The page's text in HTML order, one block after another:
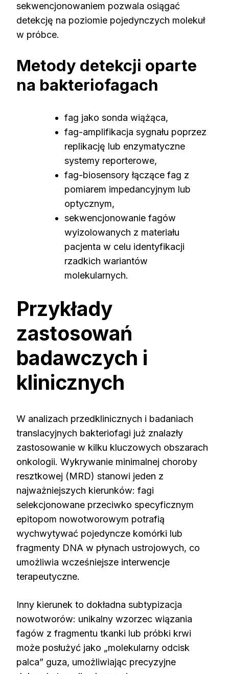
sekwencjonowaniem pozwala osiągać
detekcję na poziomie pojedynczych molekuł
w próbce.
Metody detekcji oparte
na bakteriofagach
fag jako sonda wiążąca,
fag-amplifikacja sygnału poprzez
replikację lub enzymatyczne
systemy reporterowe,
fag-biosensory łączące fag z
pomiarem impedancyjnym lub
optycznym,
sekwencjonowanie fagów
wyizolowanych z materiału
pacjenta w celu identyfikacji
rzadkich wariantów
molekularnych.
Przykłady
zastosowań
badawczych i
klinicznych
W analizach przedklinicznych i badaniach
translacyjnych bakteriofagi już znalazły
zastosowanie w kilku kluczowych obszarach
onkologii. Wykrywanie minimalnej choroby
resztkowej (MRD) stanowi jeden z
najważniejszych kierunków: fagi
selekcjonowane przeciwko specyficznym
epitopom nowotworowym potrafią
wychwytywać pojedyncze komórki lub
fragmenty DNA w płynach ustrojowych, co
umożliwia wcześniejsze interwencje
terapeutyczne.
Inny kierunek to dokładna subtypizacja
nowotworów: unikalny wzorzec wiązania
fagów z fragmentu tkanki lub próbki krwi
może posłużyć jako „molekularny odcisk
palca” guza, umożliwiając precyzyjne